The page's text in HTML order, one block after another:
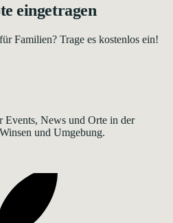
eingetragen
Familien? Trage es kostenlos ein!
Events, News und Orte in der
und Umgebung.